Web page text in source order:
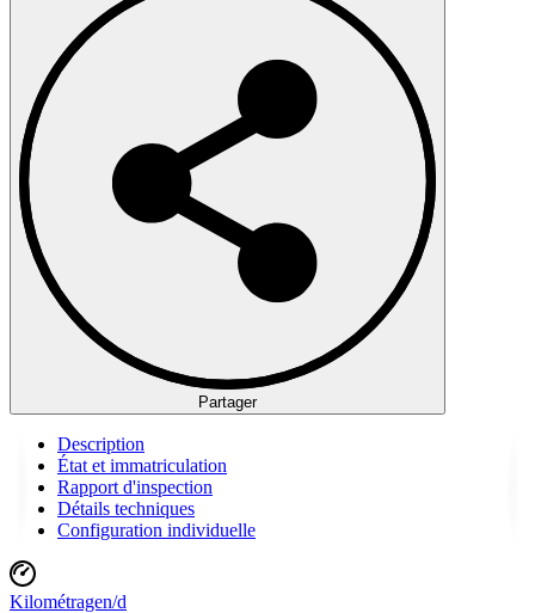
Partager
Description
État et immatriculation
Rapport d'inspection
Détails techniques
Configuration individuelle
Kilométragen/d